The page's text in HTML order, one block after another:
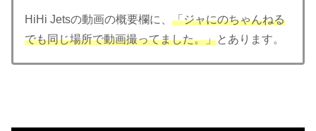
HiHi Jetsの動画の概要欄に、 「ジャにのちゃんねる
でも同じ場所で動画撮ってました。」とあります。